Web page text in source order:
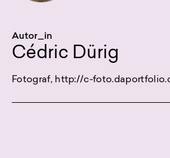
Autor_in
Cédric Dürig
Fotograf, http://c-